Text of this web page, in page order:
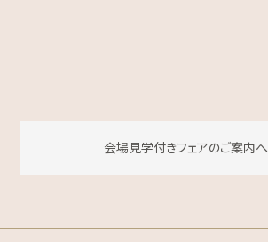
会場見学付きフェアのご案内へ